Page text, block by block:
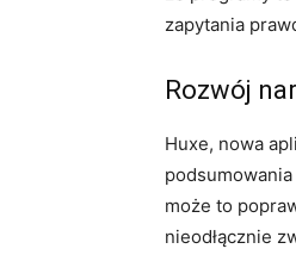
zapytania
Rozwój
Huxe, nowa
może to
nieodłącznie